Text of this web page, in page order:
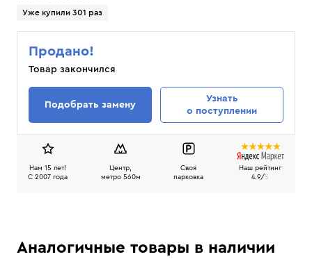
Уже купили 301 раз
Продано!
Товар закончился
Подобрать замену
Узнать
о поступлении
Нам 15 лет!
C 2007 года
Центр,
метро 560м
Своя
парковка
Наш рейтинг
4.9/5
Аналогичные товары в наличии